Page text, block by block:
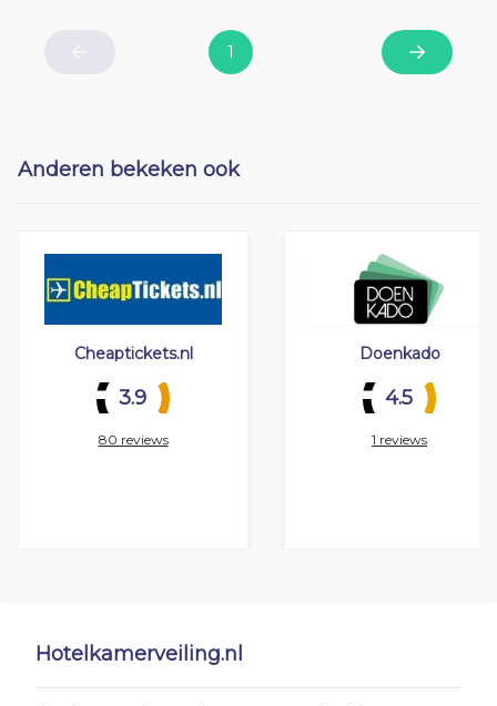
Hotelkamerveiling.nl
1 Next
Anderen bekeken ook
Cheaptickets.nl
3.9
80 reviews
Doenkado
4.5
1 reviews